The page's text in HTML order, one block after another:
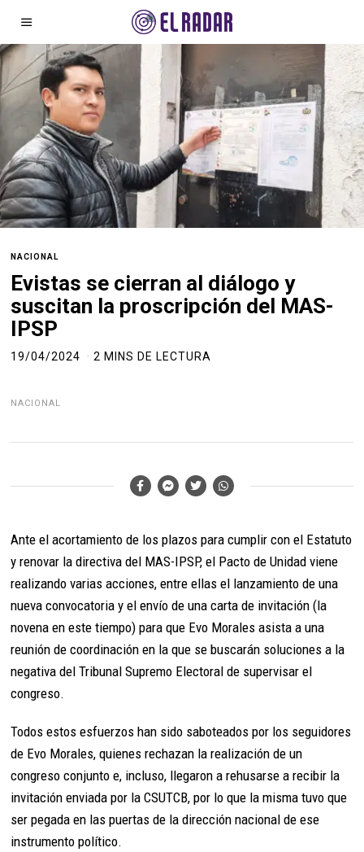
NACIONAL
Evistas se cierran al diálogo y
suscitan la proscripción del MAS-
IPSP
19/04/2024 2 MINS DE LECTURA
NACIONAL
Ante el acortamiento de los plazos para cumplir con el Estatuto
y renovar la directiva del MAS-IPSP, el Pacto de Unidad viene
realizando varias acciones, entre ellas el lanzamiento de una
nueva convocatoria y el envío de una carta de invitación (la
novena en este tiempo) para que Evo Morales asista a una
reunión de coordinación en la que se buscarán soluciones a la
negativa del Tribunal Supremo Electoral de supervisar el
congreso.
Todos estos esfuerzos han sido saboteados por los seguidores
de Evo Morales, quienes rechazan la realización de un
congreso conjunto e, incluso, llegaron a rehusarse a recibir la
invitación enviada por la CSUTCB, por lo que la misma tuvo que
ser pegada en las puertas de la dirección nacional de ese
instrumento político.